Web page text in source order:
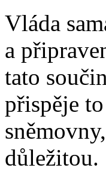
Vláda
a
tato
přispěje
důležitou.